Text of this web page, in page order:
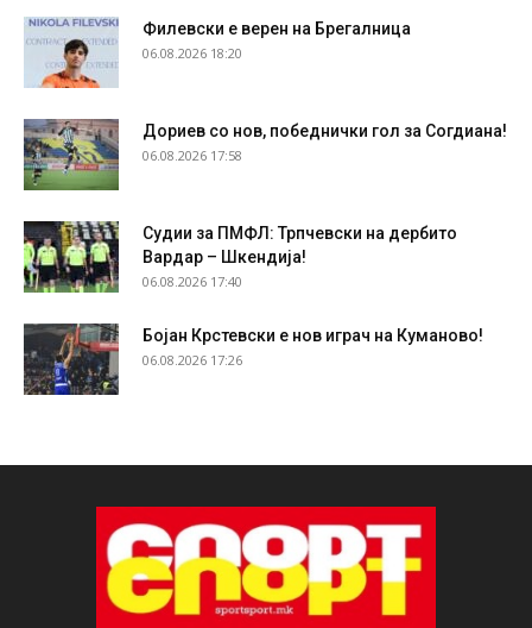
Филевски е верен на Брегалница
06.08.2026 18:20
Дориев со нов, победнички гол за Согдиана!
06.08.2026 17:58
Судии за ПМФЛ: Трпчевски на дербито
Вардар – Шкендија!
06.08.2026 17:40
Бојан Крстевски е нов играч на Куманово!
06.08.2026 17:26